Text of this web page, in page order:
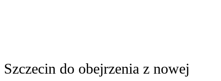
Szczecin do obejrzenia z nowej